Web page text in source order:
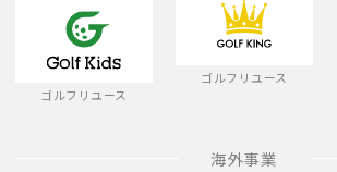
ゴルフリユース
ゴルフリユース
海外事業